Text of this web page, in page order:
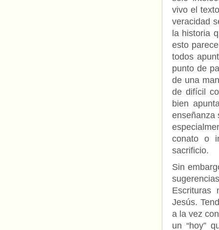
vivo el
veracidad
la historia
esto
todos
punto de
de una
de difícil
bien
enseñanza
conato o
sacrificio.
Sin
Escrituras
Jesús.
a la vez
un “hoy”